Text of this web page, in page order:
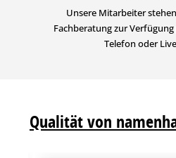
Unsere Mitarbeiter
Fachberatung zur
Telefon oder
Qualität von